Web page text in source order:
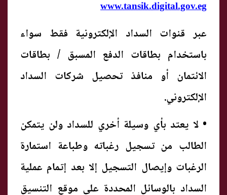
www.tansik.digital.gov.eg
عبر قنوات السداد الإلكترونية فقط سواء
باستخدام بطاقات الدفع المسبق / بطاقات
الائتمان أو منافذ تحصيل شركات السداد
الإلكتروني.
• لا يعتد بأي وسيلة أخري للسداد ولن يتمكن
الطالب من تسجيل رغباته وطباعة استمارة
الرغبات وإيصال التسجيل إلا بعد إتمام عملية
السداد بالوسائل المحددة على موقع التنسيق